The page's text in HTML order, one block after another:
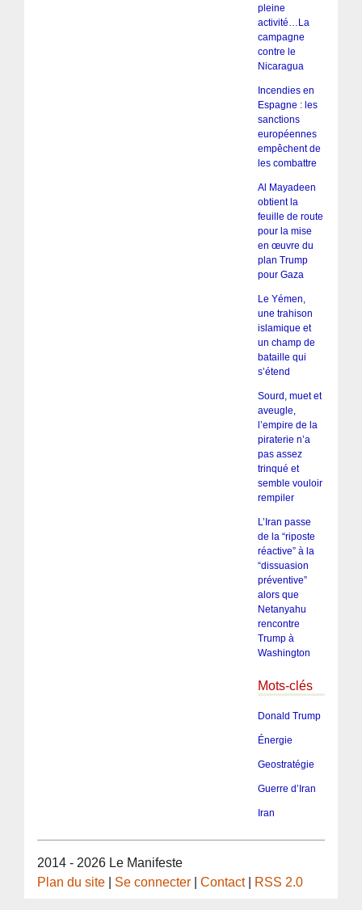
pleine
activité…La
campagne
contre le
Nicaragua
Incendies en
Espagne : les
sanctions
européennes
empêchent de
les combattre
Al Mayadeen
obtient la
feuille de route
pour la mise
en œuvre du
plan Trump
pour Gaza
Le Yémen,
une trahison
islamique et
un champ de
bataille qui
s’étend
Sourd, muet et
aveugle,
l’empire de la
piraterie n’a
pas assez
trinqué et
semble vouloir
rempiler
L’Iran passe
de la “riposte
réactive” à la
“dissuasion
préventive”
alors que
Netanyahu
rencontre
Trump à
Washington
Mots-clés
Donald Trump
Énergie
Geostratégie
Guerre d’Iran
Iran
2014 - 2026 Le Manifeste
Plan du site
Se connecter |Contact| RSS 2.0